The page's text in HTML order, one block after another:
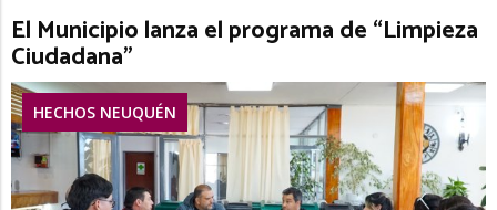
El Municipio lanza el programa de “Limpieza
Ciudadana”
HECHOS NEUQUÉN